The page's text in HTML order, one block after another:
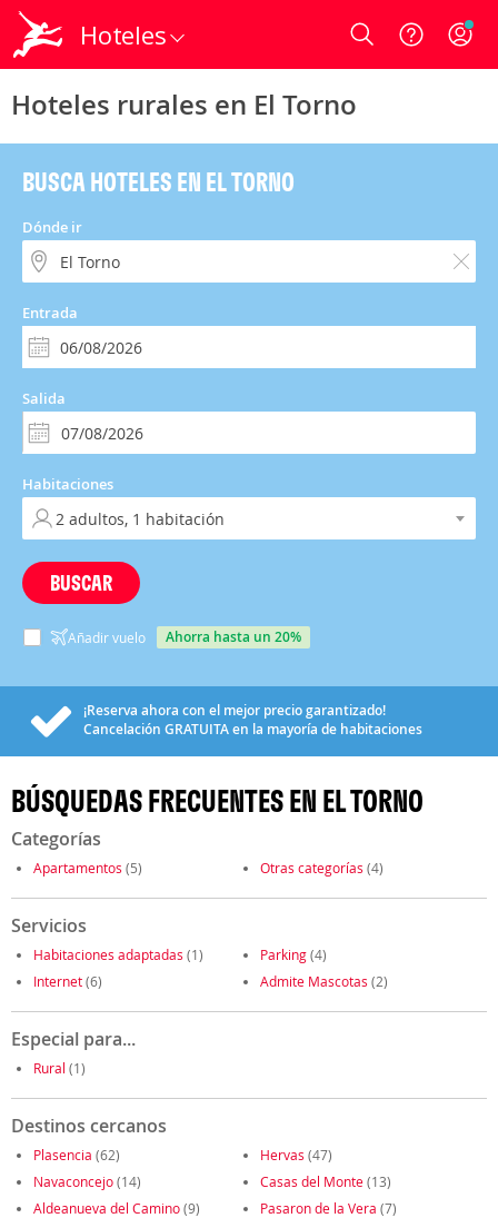
Hoteles Login
Hoteles rurales en El Torno
BUSCA HOTELES EN EL TORNO
Dónde ir
Entrada
Salida
Habitaciones
BUSCAR
Añadir vuelo ahorra hasta un 20%
¡Reserva ahora con el mejor precio garantizado!
Cancelación GRATUITAen la mayoría de habitaciones
BÚSQUEDAS FRECUENTES EN EL TORNO
Categorías
Apartamentos (5) Otras categorías (4)
Servicios
Habitaciones adaptadas (1) Parking(4)
Internet(6) Admite Mascotas (2)
Especial para...
Rural (1)
Destinos cercanos
Plasencia (62) Hervas (47)
Navaconcejo(14) Casas del Monte(13)
Aldeanueva del Camino(9) Pasaron de la Vera (7)